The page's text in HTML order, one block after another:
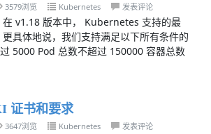
3579浏览 Kubernetes 发表评论
在 v1.18 版本中， Kubernetes 支持的最
具体地说，我们支持满足以下所有条件的
5000 Pod 总数不超过 150000 容器总数
证书和要求
3647浏览 Kubernetes 发表评论